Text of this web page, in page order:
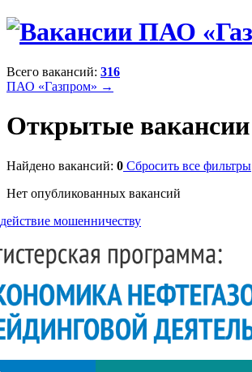
Всего вакансий: 316
ПАО «Газпром» →
Открытые вакансии
Найдено вакансий: 0 Сбросить все фильтры
Нет опубликованных вакансий
мошенничеству